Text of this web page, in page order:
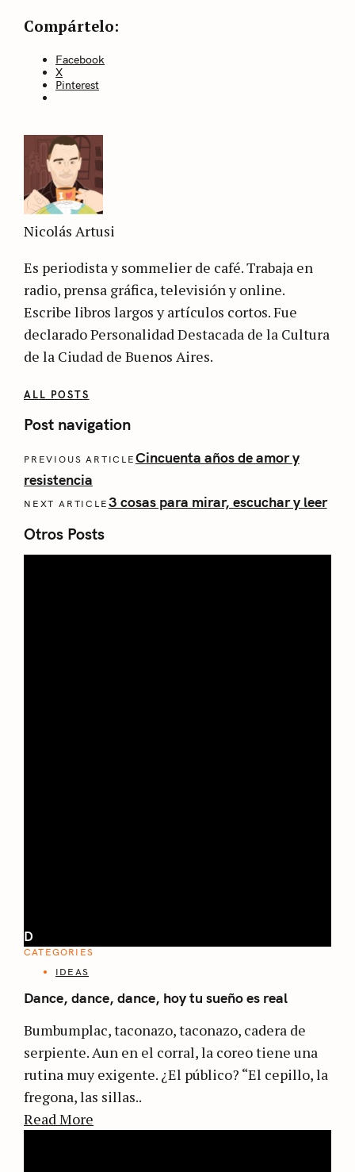
Compártelo:
Facebook
X
Pinterest
Nicolás Artusi
Es periodista y sommelier de café. Trabaja en
radio, prensa gráfica, televisión y online.
Escribe libros largos y artículos cortos. Fue
declarado Personalidad Destacada de la Cultura
de la Ciudad de Buenos Aires.
ALL POSTS
Post navigation
PREVIOUS ARTICLE Cincuenta años de amor y
resistencia
NEXT ARTICLE 3 cosas para mirar, escuchar y leer
Otros Posts
D
CATEGORIES
IDEAS
Dance, dance, dance, hoy tu sueño es real
Bumbumplac, taconazo, taconazo, cadera de
serpiente. Aun en el corral, la coreo tiene una
rutina muy exigente. ¿El público? “El cepillo, la
fregona, las sillas..
Read More